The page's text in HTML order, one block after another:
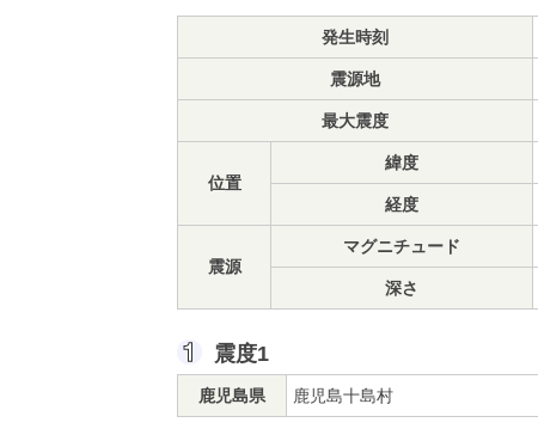
発生時刻
震源地
最大震度
位置
緯度
経度
震源
マグニチュード
深さ
震度1
鹿児島県 鹿児島十島村